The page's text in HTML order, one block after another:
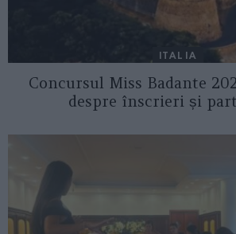
ITALIA
Concursul Miss Badante
despre înscrieri și